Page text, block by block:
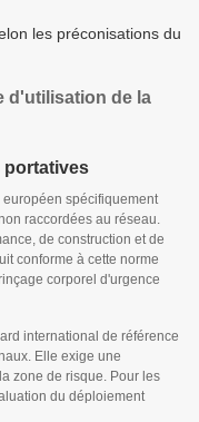
les préconisations du
d'utilisation de la
portatives
spécifiquement
raccordées au réseau.
de construction et de
conforme à cette norme
corporel d'urgence
international de référence
Elle exige une
zone de risque. Pour les
du déploiement